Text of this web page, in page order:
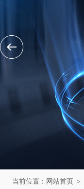
当前位置： 网站首页 ＞